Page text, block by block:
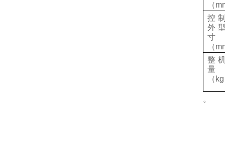
（
控
外
寸
（
整
量
（ kg
。